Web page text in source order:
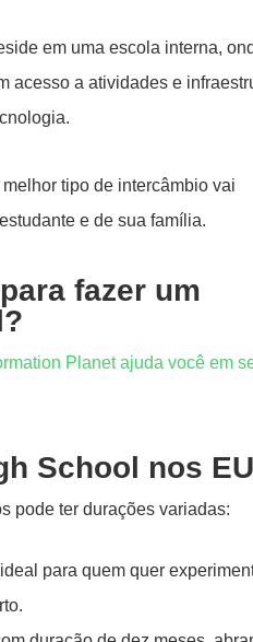
em uma escola interna,
acesso a atividades e
tipo de intercâmbio vai
e de sua família.
fazer um
Planet ajuda você em
School nos
pode ter durações variadas:
para quem quer